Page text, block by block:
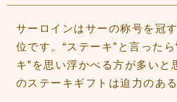
サーロインはサーの称号を冠
位です。“ステーキ”と言った
キ”を思い浮かべる方が多いと
のステーキギフトは迫力のあ